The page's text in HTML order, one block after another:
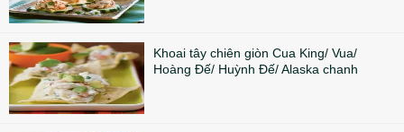
Khoai tây chiên giòn Cua King/ Vua/
Hoàng Đế/ Huỳnh Đế/ Alaska chanh